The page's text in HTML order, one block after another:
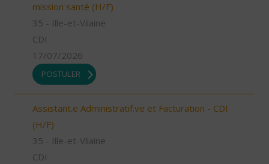
mission santé (H/F)
35 - Ille-et-Vilaine
CDI
17/07/2026
POSTULER
Assistant.e Administratif.ve et Facturation - CDI
(H/F)
35 - Ille-et-Vilaine
CDI